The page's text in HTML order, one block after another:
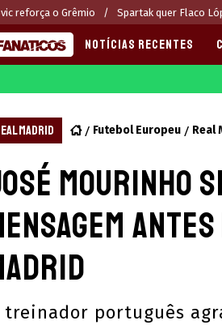
reforça o Grêmio Spartak quer Flaco
Melhores sites de apostas
Últimas
CASAS DE APOSTAS
CÓDIGOS e OFERTAS
APPS
NOTÍCIAS RECENTES
MADRID Futebol Europeu Real
Mourinho
treinador português